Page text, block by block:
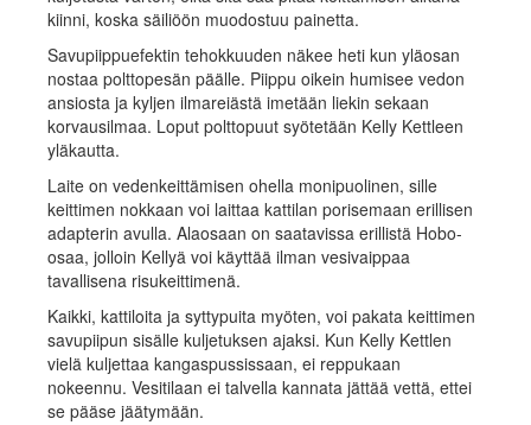
kiinni, koska säiliöön muodostuu painetta.
Savupiippuefektin tehokkuuden näkee heti kun yläosan
nostaa polttopesän päälle. Piippu oikein humisee vedon
ansiosta ja kyljen ilmareiästä imetään liekin sekaan
korvausilmaa. Loput polttopuut syötetään Kelly Kettleen
yläkautta.
Laite on vedenkeittämisen ohella monipuolinen, sille
keittimen nokkaan voi laittaa kattilan porisemaan erillisen
adapterin avulla. Alaosaan on saatavissa erillistä Hobo-
osaa, jolloin Kellyä voi käyttää ilman vesivaippaa
tavallisena risukeittimenä.
Kaikki, kattiloita ja syttypuita myöten, voi pakata keittimen
savupiipun sisälle kuljetuksen ajaksi. Kun Kelly Kettlen
vielä kuljettaa kangaspussissaan, ei reppukaan
nokeennu. Vesitilaan ei talvella kannata jättää vettä, ettei
se pääse jäätymään.